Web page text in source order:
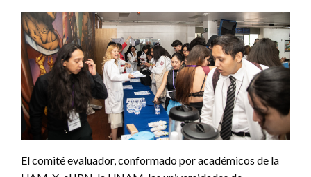
El comité evaluador, conformado por académicos de la